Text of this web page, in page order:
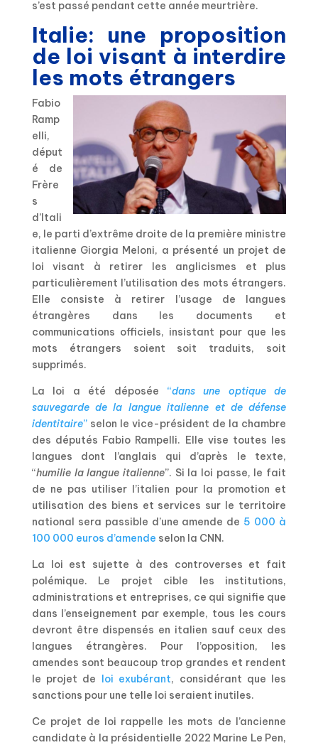
s’est passé pendant cette année meurtrière.
Italie: une proposition
de loi visant à interdire
les mots étrangers
Fabio
Ramp
elli,
déput
é de
Frère
s
d’Itali
e, le parti d’extrême droite de la première ministre
italienne Giorgia Meloni, a présenté un projet de
loi visant à retirer les anglicismes et plus
particulièrement l’utilisation des mots étrangers.
Elle consiste à retirer l’usage de langues
étrangères dans les documents et
communications officiels, insistant pour que les
mots étrangers soient soit traduits, soit
supprimés.
La loi a été déposée “dans une optique de
sauvegarde de la langue italienne et de défense
identitaire” selon le vice-président de la chambre
des députés Fabio Rampelli. Elle vise toutes les
langues dont l’anglais qui d’après le texte,
“humilie la langue italienne”. Si la loi passe, le fait
de ne pas utiliser l’italien pour la promotion et
utilisation des biens et services sur le territoire
national sera passible d’une amende de 5 000 à
100 000 euros d’amende selon la CNN.
La loi est sujette à des controverses et fait
polémique. Le projet cible les institutions,
administrations et entreprises, ce qui signifie que
dans l’enseignement par exemple, tous les cours
devront être dispensés en italien sauf ceux des
langues étrangères. Pour l’opposition, les
amendes sont beaucoup trop grandes et rendent
le projet de loi exubérant, considérant que les
sanctions pour une telle loi seraient inutiles.
Ce projet de loi rappelle les mots de l’ancienne
candidate à la présidentielle 2022 Marine Le Pen,